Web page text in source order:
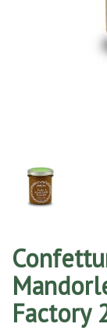
Factory